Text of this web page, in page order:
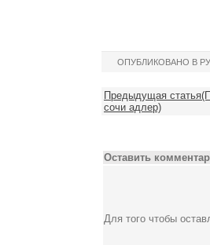
ОПУБЛИКОВАНО В
Предыдущая
сочи адлер)
Оставить
Для того чтобы